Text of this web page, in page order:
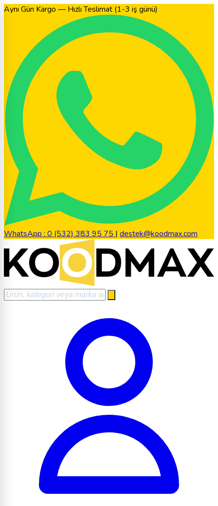
Aynı Gün Kargo — Hızlı Teslimat (1-3 iş günü)
WhatsApp : 0 (532) 383 95 75 | destek@koodmax.com